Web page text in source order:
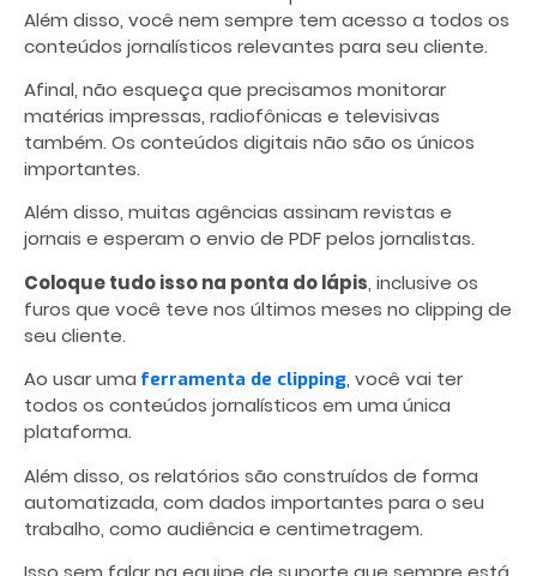
Além disso, você nem sempre tem acesso a todos os
conteúdos jornalísticos relevantes para seu cliente.
Afinal, não esqueça que precisamos monitorar
matérias impressas, radiofônicas e televisivas
também. Os conteúdos digitais não são os únicos
importantes.
Além disso, muitas agências assinam revistas e
jornais e esperam o envio de PDF pelos jornalistas.
Coloque tudo isso na ponta do lápis, inclusive os
furos que você teve nos últimos meses no clipping de
seu cliente.
Ao usar uma ferramenta de clipping, você vai ter
todos os conteúdos jornalísticos em uma única
plataforma.
Além disso, os relatórios são construídos de forma
automatizada, com dados importantes para o seu
trabalho, como audiência e centimetragem.